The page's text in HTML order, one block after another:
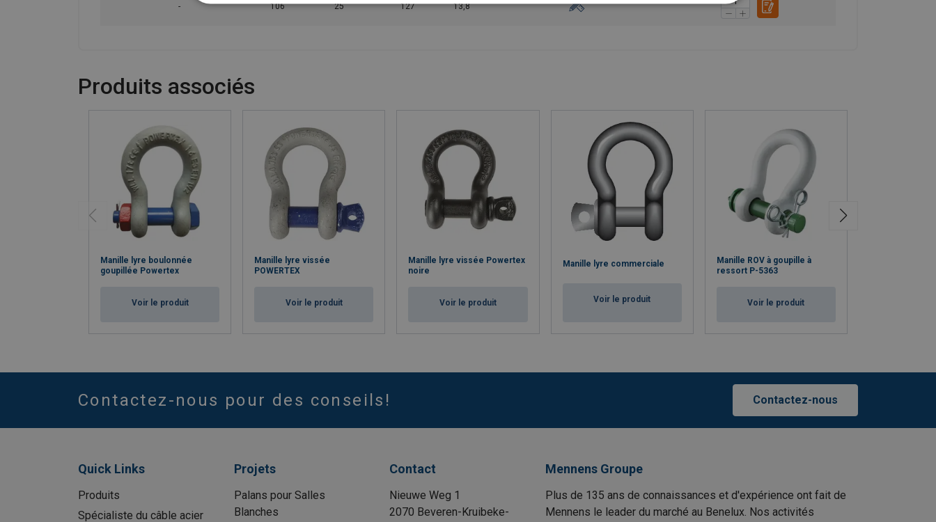
- 106 25 127 13,8
Produits associés
Manille lyre boulonnée
goupillée Powertex
Voir le produit
Manille lyre vissée
POWERTEX
Voir le produit
Manille lyre vissée Powertex
noire
Voir le produit
Manille lyre commerciale
Voir le produit
Manille ROV à goupille à
ressort P-5363
Voir le produit
Contactez-nous pour des conseils! Contactez-nous
Quick Links
Produits
Spécialiste du câble acier
Projets
Palans pour Salles
Blanches
Contact
Nieuwe Weg 1
2070 Beveren-Kruibeke-
Mennens Groupe
Plus de 135 ans de connaissances et d'expérience ont fait de
Mennens le leader du marché au Benelux. Nos activités